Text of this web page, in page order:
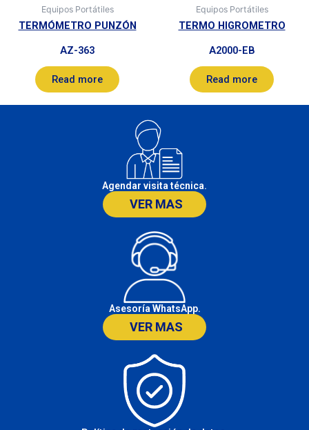
Equipos Portátiles
TERMÓMETRO PUNZÓN
AZ-363
Read more
Equipos Portátiles
TERMO HIGROMETRO
A2000-EB
Read more
Agendar visita técnica.
VER MAS
Asesoría WhatsApp.
VER MAS